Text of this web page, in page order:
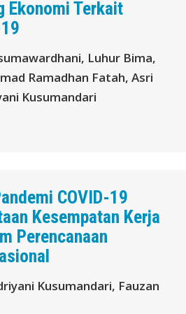
Ekonomi Terkait
Luhur Bima,
Ramadhan Fatah, Asri
Kusumandari
COVID-19
Kesempatan Kerja
Perencanaan
Kusumandari, Fauzan